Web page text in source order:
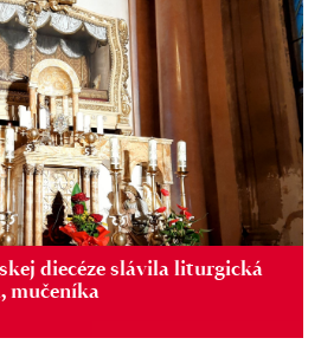
diecéze slávila liturgická
mučeníka